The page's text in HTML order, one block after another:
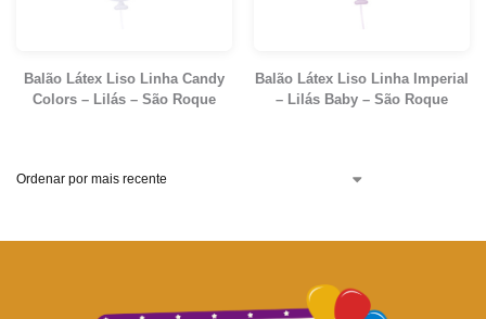
Balão Látex Liso Linha Candy
Colors – Lilás – São Roque
Balão Látex Liso Linha Imperial
– Lilás Baby – São Roque